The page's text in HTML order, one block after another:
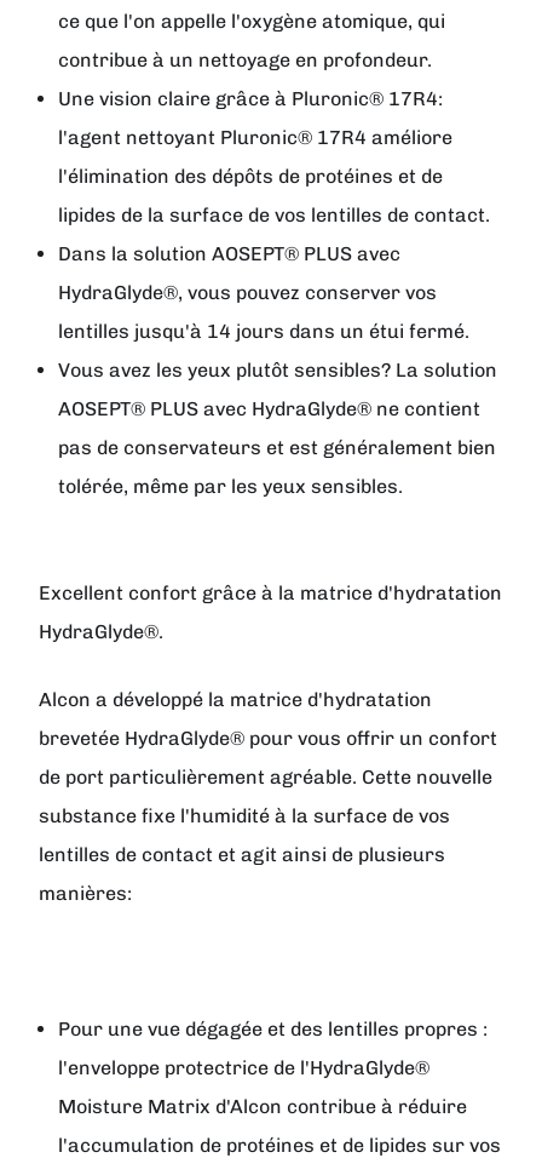
ce que l'on appelle l'oxygène atomique, qui
contribue à un nettoyage en profondeur.
Une vision claire grâce à Pluronic® 17R4:
l'agent nettoyant Pluronic® 17R4 améliore
l'élimination des dépôts de protéines et de
lipides de la surface de vos lentilles de contact.
Dans la solution AOSEPT® PLUS avec
HydraGlyde®, vous pouvez conserver vos
lentilles jusqu'à 14 jours dans un étui fermé.
Vous avez les yeux plutôt sensibles? La solution
AOSEPT® PLUS avec HydraGlyde® ne contient
pas de conservateurs et est généralement bien
tolérée, même par les yeux sensibles.
Excellent confort grâce à la matrice d'hydratation
HydraGlyde®.
Alcon a développé la matrice d'hydratation
brevetée HydraGlyde® pour vous offrir un confort
de port particulièrement agréable. Cette nouvelle
substance fixe l'humidité à la surface de vos
lentilles de contact et agit ainsi de plusieurs
manières:
Pour une vue dégagée et des lentilles propres :
l'enveloppe protectrice de l'HydraGlyde®
Moisture Matrix d'Alcon contribue à réduire
l'accumulation de protéines et de lipides sur vos